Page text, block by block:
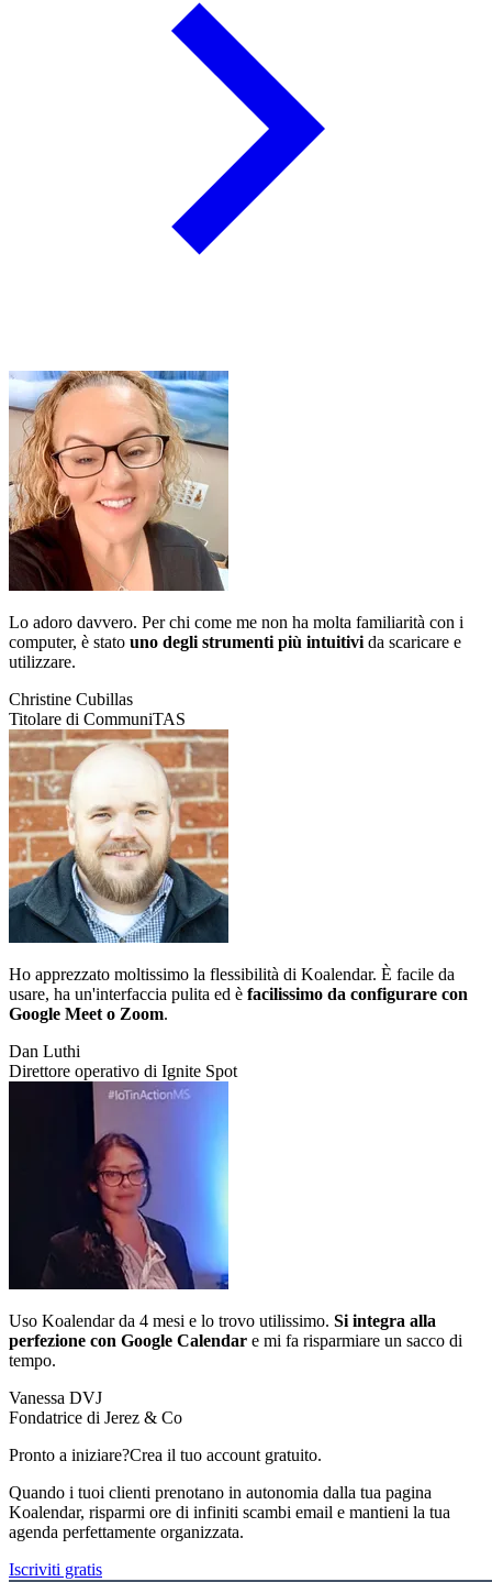
Lo adoro davvero. Per chi come me non ha molta familiarità con i
computer, è stato uno degli strumenti più intuitivi da scaricare e
utilizzare.
Christine Cubillas
Titolare di CommuniTAS
Ho apprezzato moltissimo la flessibilità di Koalendar. È facile da
usare, ha un'interfaccia pulita ed è facilissimo da configurare con
Google Meet o Zoom.
Dan Luthi
Direttore operativo di Ignite Spot
Uso Koalendar da 4 mesi e lo trovo utilissimo. Si integra alla
perfezione con Google Calendar e mi fa risparmiare un sacco di
tempo.
Vanessa DVJ
Fondatrice di Jerez & Co
Pronto a iniziare?Crea il tuo account gratuito.
Quando i tuoi clienti prenotano in autonomia dalla tua pagina
Koalendar, risparmi ore di infiniti scambi email e mantieni la tua
agenda perfettamente organizzata.
Iscriviti gratis